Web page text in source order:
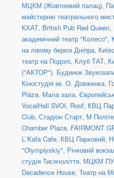
МЦКМ (Жовтневий палац),
майстерню театрального
КХАТ, British Pub Red Queen,
академічний театр "Колесо",
на лівому березі Дніпра,
театр на Подолі, Клуб ТАТ,
("АКТОР"), Будинок
Кіностудія ім. О. Довженка,
Plaza. Мала зала,
VocalHall SVOI, Roof, КВЦ
Club, Стадіон Старт, М
Chamber Plaza, FAIRMONT
L`Kafa Cafe, КВЦ Парковий,
"Olympiyskiy", Річковий
студія Тисячоліття, МЦКМ ПУ
Decadence House, Театр на